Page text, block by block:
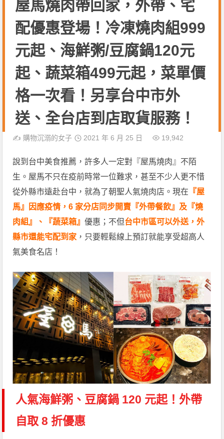
屋馬燒肉帶回家，外帶、宅
配優惠登場！冷凍燒肉組999
元起、海鮮粥/豆腐鍋120元
起、蔬菜箱499元起，菜單價
格一次看！另享台中市外
送、全台店到店取貨服務！
✍️ 購物沉溺的女子 2021 年 6 月 25 日 19,942
說到台中美食推薦，許多人一定對『屋馬燒肉』不陌
生。屋馬不只在疫前時常一位難求，甚至不少人更不惜
從外縣市遠赴台中，就為了朝聖人氣燒肉店。現在 『屋
馬』因應疫情，6 家分店同步開賣『外帶餐飲』及『燒
肉組』、『蔬菜箱』優惠；不但台中市區可以外送，外
縣市還能宅配到家 ，只要輕鬆線上預訂就能享受超高人
氣美食名店！
人氣海鮮粥、豆腐鍋 120 元起！外帶
自取 8 折優惠